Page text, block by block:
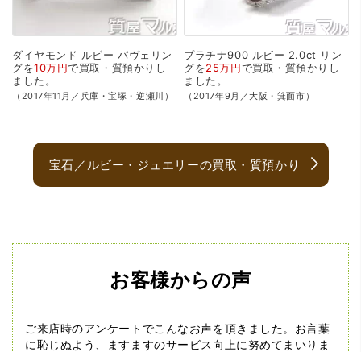
ダイヤモンド ルビー パヴェリン
グを10万円で買取・質預かり し
ました。
（2017年11月／兵庫・宝塚・逆瀬川）
プラチナ900 ルビー 2.0ct リン
グを25万円で買取・質預かり し
ました。
（2017年9月／大阪・箕面市）
宝石／ルビー・ジュエリーの買取・質預かり
お客様からの声
ご来店時のアンケートでこんなお声を頂きました。 お言葉
に恥じぬよう、ますますのサービス向上に努めてまいりま